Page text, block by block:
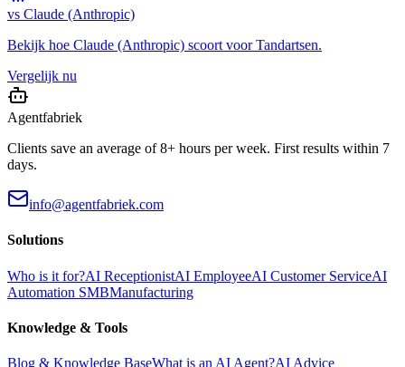
vs Claude (Anthropic)
Bekijk hoe Claude (Anthropic) scoort voorTandartsen.
Vergelijk nu
Agentfabriek
Clients save an average of 8+ hours per week. First results within 7
days.
info@agentfabriek.com
Solutions
Who is it for?AI ReceptionistAI EmployeeAI Customer ServiceAI
Automation SMBManufacturing
Knowledge & Tools
Blog & Knowledge BaseWhat is an AI Agent?AI Advice